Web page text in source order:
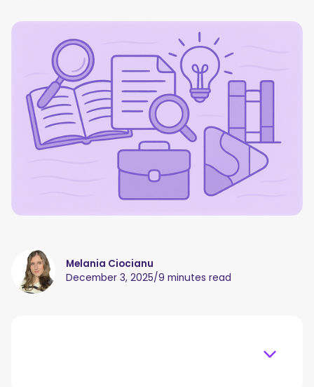
Melania Ciocianu
December 3, 2025/9 minutes read